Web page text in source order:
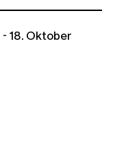
18. Oktober